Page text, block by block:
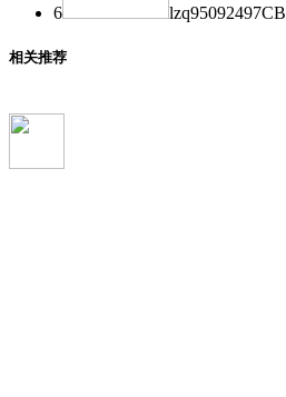
6 lzq95092497CB
相关推荐